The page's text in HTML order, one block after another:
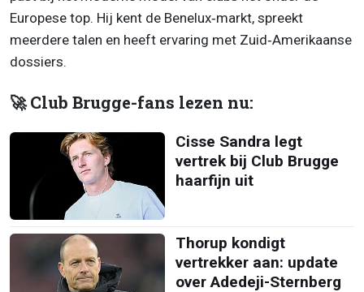
Europese top. Hij kent de Benelux‑markt, spreekt
meerdere talen en heeft ervaring met Zuid‑Amerikaanse
dossiers.
🚀 Club Brugge-fans lezen nu:
Cisse Sandra legt
vertrek bij Club Brugge
haarfijn uit
Thorup kondigt
vertrekker aan: update
over Adedeji-Sternberg